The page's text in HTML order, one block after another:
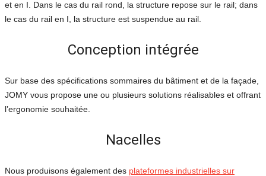
et en I. Dans le cas du rail rond, la structure repose sur le rail; dans
le cas du rail en I, la structure est suspendue au rail.
Conception intégrée
Sur base des spécifications sommaires du bâtiment et de la façade,
JOMY vous propose une ou plusieurs solutions réalisables et offrant
l’ergonomie souhaitée.
Nacelles
Nous produisons également des plateformes industrielles sur